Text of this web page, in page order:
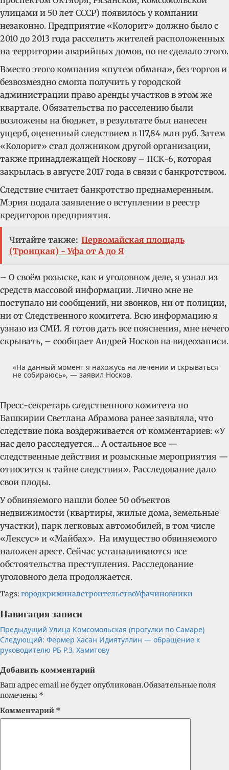
улицами и 50 лет СССР) появилось у компании
незаконно. Предприятие «Колорит» должно было с
2010 до 2013 года расселить жителей расположенных
на территории аварийных домов, но не сделало этого.
Вместо этого компания «путем обмана», без торгов и
безвозмездно смогла получить у городской
администрации право аренды участков в этом же
квартале. Обязательства по расселению были
возложены на бюджет, в результате был нанесен
ущерб, оцененный следствием в 117,84 млн руб. Затем
«Колорит» стал должником другой организации,
также принадлежащей Носкову – ПСК-6, которая
закрылась в августе 2017 года в связи с банкротством.
Следствие считает банкротство преднамеренным.
Мэрия подала заявление о вступлении в реестр
кредиторов предприятия.
Читайте также: Первомайская площадь
(Троицкая) - Уфа от А до Я
– О своём розыске, как и уголовном деле, я узнал из
средств массовой информации. Лично мне не
поступало ни сообщений, ни звонков, ни от полиции,
ни от Следственного комитета. Всю информацию я
узнаю из СМИ. Я готов дать все пояснения, мне нечего
скрывать, – сообщает Андрей Носков на видеозаписи.
«На данный момент я нахожусь на лечении и скрываться
не собираюсь», — заявил Носков.
Пресс-секретарь следственного комитета по
Башкирии Светлана Абрамова ранее заявляла, что
следствие пока воздерживается от комментариев: «У
нас дело расследуется… А остальное все —
следственные действия и розыскные мероприятия —
относится к тайне следствия». Расследование дало
свои плоды.
У обвиняемого нашли более 50 объектов
недвижимости (квартиры, жилые дома, земельные
участки), парк легковых автомобилей, в том числе
«Лексус» и «Майбах». На имущество обвиняемого
наложен арест. Сейчас устанавливаются все
обстоятельства преступления. Расследование
уголовного дела продолжается.
Tags: городкриминалстроительствоУфачиновники
Навигация записи
Предыдущий Улица Комсомольская (прогулки по Самаре)
Следующий: Фермер Хасан Идиятуллин — обращение к
руководителю РБ Р.З. Хамитову
Добавить комментарий
Ваш адрес email не будет опубликован.Обязательные поля
помечены *
Комментарий *